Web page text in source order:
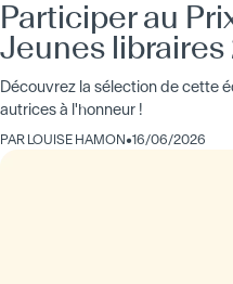
Participer au
Jeunes
Découvrez la sélection de cette
autrices à l'honneur !
PAR LOUISE HAMON•16/06/2026